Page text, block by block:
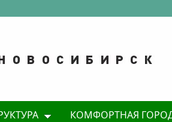
КОМФОРТНАЯ